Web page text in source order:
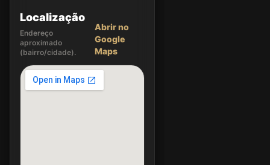
Localização
Endereço
aproximado
(bairro/cidade).
Abrir no
Google
Maps